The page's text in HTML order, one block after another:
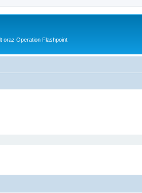
oraz Operation Flashpoint